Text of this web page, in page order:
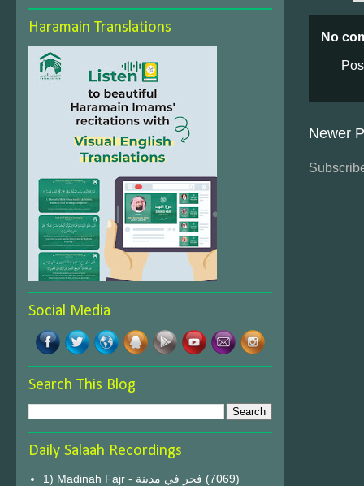
No
Newer
Haramain Translations
Social Media
Search This Blog
Daily Salaah Recordings
1) Madinah Fajr - فجر في مدينة (7069)